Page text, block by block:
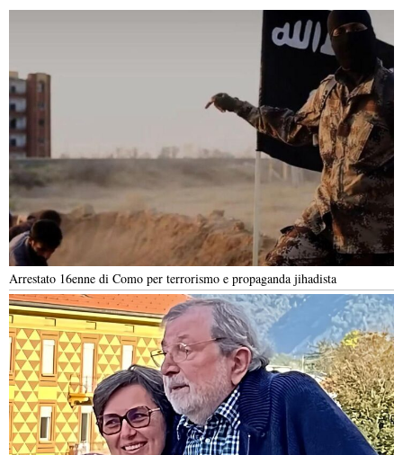
Arrestato 16enne di Como per terrorismo e propaganda jihadista